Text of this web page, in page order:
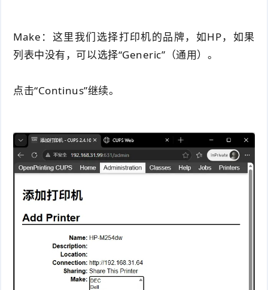
Make：这里我们选择打印机的品牌，如HP，如果
列表中没有，可以选择“Generic” （通用） 。
点击“Continus”继续。